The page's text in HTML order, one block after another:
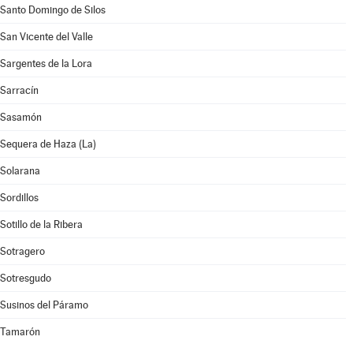
Santo Domingo de Silos
San Vicente del Valle
Sargentes de la Lora
Sarracín
Sasamón
Sequera de Haza (La)
Solarana
Sordillos
Sotillo de la Ribera
Sotragero
Sotresgudo
Susinos del Páramo
Tamarón